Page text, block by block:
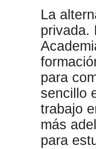
La
privada.
para
sencillo
trabajo
más
para